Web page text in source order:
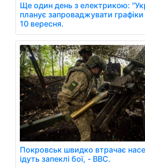
Ще один день з електрикою:
планує запроваджувати
10 вересня.
Покровськ швидко втрачає
ідуть запеклі бої, - BBC.